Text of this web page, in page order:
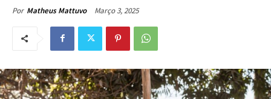
Por Matheus Mattuvo Março 3, 2025